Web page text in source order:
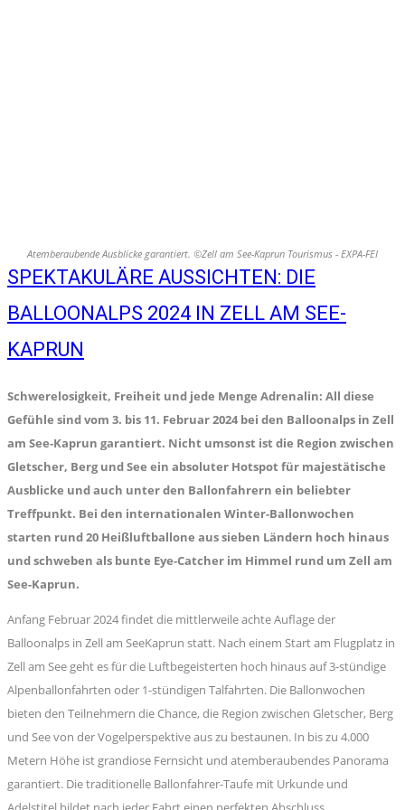
Atemberaubende Ausblicke garantiert. ©Zell am See-Kaprun Tourismus - EXPA-FEI
SPEKTAKULÄRE AUSSICHTEN: DIE
BALLOONALPS 2024 IN ZELL AM SEE-
KAPRUN
Schwerelosigkeit, Freiheit und jede Menge Adrenalin: All diese
Gefühle sind vom 3. bis 11. Februar 2024 bei den Balloonalps in Zell
am See-Kaprun garantiert. Nicht umsonst ist die Region zwischen
Gletscher, Berg und See ein absoluter Hotspot für majestätische
Ausblicke und auch unter den Ballonfahrern ein beliebter
Treffpunkt. Bei den internationalen Winter-Ballonwochen
starten rund 20 Heißluftballone aus sieben Ländern hoch hinaus
und schweben als bunte Eye-Catcher im Himmel rund um Zell am
See-Kaprun.
Anfang Februar 2024 findet die mittlerweile achte Auflage der
Balloonalps in Zell am SeeKaprun statt. Nach einem Start am Flugplatz in
Zell am See geht es für die Luftbegeisterten hoch hinaus auf 3-stündige
Alpenballonfahrten oder 1-stündigen Talfahrten. Die Ballonwochen
bieten den Teilnehmern die Chance, die Region zwischen Gletscher, Berg
und See von der Vogelperspektive aus zu bestaunen. In bis zu 4.000
Metern Höhe ist grandiose Fernsicht und atemberaubendes Panorama
garantiert. Die traditionelle Ballonfahrer-Taufe mit Urkunde und